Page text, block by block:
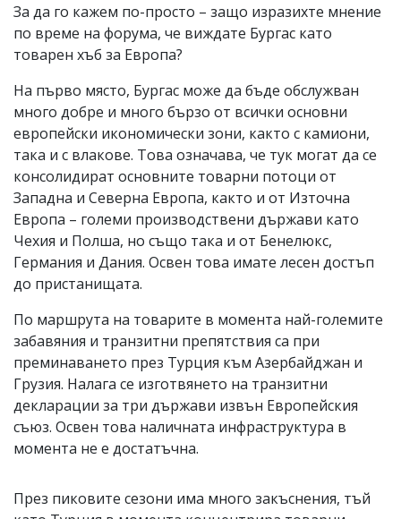
За да го кажем по-просто – защо изразихте мнение
по време на форума, че виждате Бургас като
товарен хъб за Европа?
На първо място, Бургас може да бъде обслужван
много добре и много бързо от всички основни
европейски икономически зони, както с камиони,
така и с влакове. Това означава, че тук могат да се
консолидират основните товарни потоци от
Западна и Северна Европа, както и от Източна
Европа – големи производствени държави като
Чехия и Полша, но също така и от Бенелюкс,
Германия и Дания. Освен това имате лесен достъп
до пристанищата.
По маршрута на товарите в момента най-големите
забавяния и транзитни препятствия са при
преминаването през Турция към Азербайджан и
Грузия. Налага се изготвянето на транзитни
декларации за три държави извън Европейския
съюз. Освен това наличната инфраструктура в
момента не е достатъчна.
През пиковите сезони има много закъснения, тъй